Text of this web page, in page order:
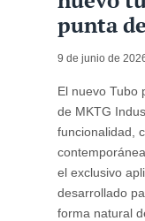
punta
9 de junio de
El nuevo Tubo
de MKTG
funcionalidad,
el exclusivo
desarrollado
forma natural